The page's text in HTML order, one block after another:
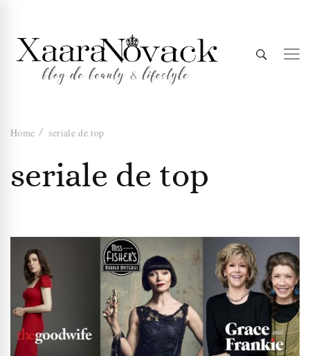
Xaara
Novack
Home seriale de top
seriale de top